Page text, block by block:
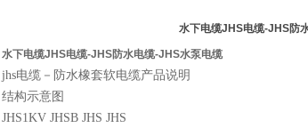
水下电缆JHS电缆-JHS防
水下电缆JHS电缆-JHS防水电缆-JHS水泵电缆
jhs电缆－防水橡套软电缆产品说明
结构示意图
JHS1KV JHSB JHS JHS